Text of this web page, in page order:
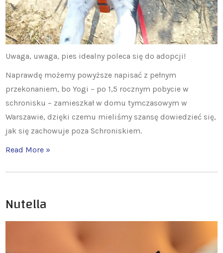
Uwaga, uwaga, pies idealny poleca się do adopcji!
Naprawdę możemy powyższe napisać z pełnym
przekonaniem, bo Yogi – po 1,5 rocznym pobycie w
schronisku – zamieszkał w domu tymczasowym w
Warszawie, dzięki czemu mieliśmy szansę dowiedzieć się,
jak się zachowuje poza Schroniskiem.
Read More »
Nutella